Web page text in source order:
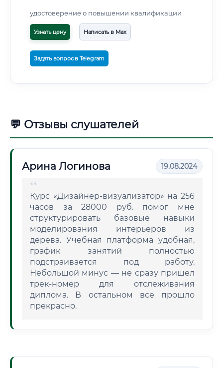
удостоверение о повышении квалификации
Узнать цену Написать в Max
Задать вопрос в Telegram
💬 Отзывы слушателей
Арина Логинова 19.08.2024
Курс «Дизайнер-визуализатор» на 256
часов за 28000 руб. помог мне
структурировать базовые навыки
моделирования интерьеров из
дерева. Учебная платформа удобная,
график занятий полностью
подстраивается под работу.
Небольшой минус — не сразу пришел
трек-номер для отслеживания
диплома. В остальном все прошло
прекрасно.